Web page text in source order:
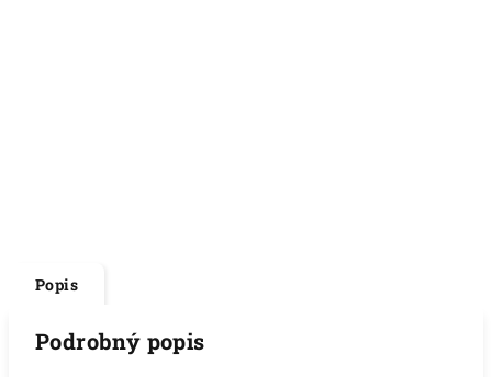
Popis
Podrobný popis